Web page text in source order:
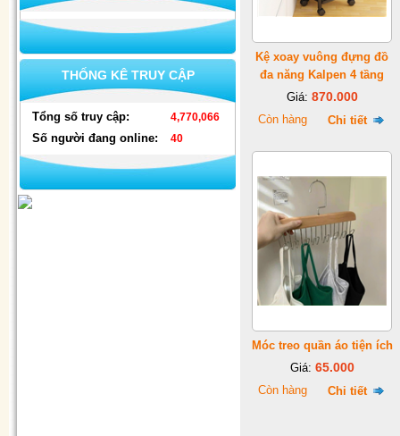
Bộ ấm chén cao cấp L8-73 (2)
THỐNG KÊ TRUY CẬP
Tổng số truy cập: 4,770,066
Số người đang online: 40
Kệ xoay vuông đựng đồ
đa năng Kalpen 4 tầng
Giá: 870.000
Còn hàng Chi tiết
Móc treo quần áo tiện ích
Giá: 65.000
Còn hàng Chi tiết